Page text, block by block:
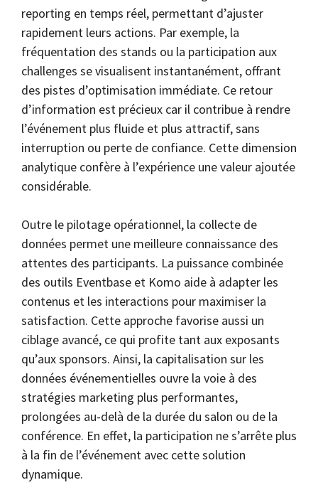
reporting en temps réel, permettant d’ajuster
rapidement leurs actions. Par exemple, la
fréquentation des stands ou la participation aux
challenges se visualisent instantanément, offrant
des pistes d’optimisation immédiate. Ce retour
d’information est précieux car il contribue à rendre
l’événement plus fluide et plus attractif, sans
interruption ou perte de confiance. Cette dimension
analytique confère à l’expérience une valeur ajoutée
considérable.
Outre le pilotage opérationnel, la collecte de
données permet une meilleure connaissance des
attentes des participants. La puissance combinée
des outils Eventbase et Komo aide à adapter les
contenus et les interactions pour maximiser la
satisfaction. Cette approche favorise aussi un
ciblage avancé, ce qui profite tant aux exposants
qu’aux sponsors. Ainsi, la capitalisation sur les
données événementielles ouvre la voie à des
stratégies marketing plus performantes,
prolongées au-delà de la durée du salon ou de la
conférence. En effet, la participation ne s’arrête plus
à la fin de l’événement avec cette solution
dynamique.